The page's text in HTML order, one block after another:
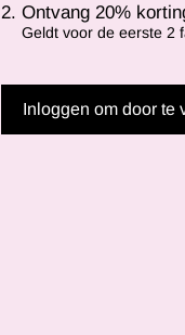
Ontvang 20%
Geldt voor de eerste 2
Inloggen om door te